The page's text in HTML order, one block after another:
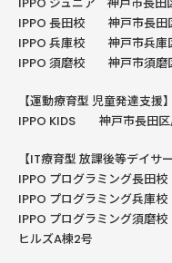
IPPO 長田校 神戸市長田
IPPO 兵庫校 神戸市兵庫
IPPO 須磨校 神戸市須磨
【運動療育型 児童発達支援】
IPPO KIDS 神戸市長田区
【IT療育型放課後等デイサー
IPPO プログラミング長田
IPPO プログラミング兵庫
IPPO プログラミング須磨
ヒルズA棟2号